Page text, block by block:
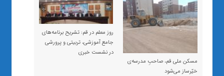
مسکن ملی قم، صاحبِ مدرسه‌ی
خیّرساز می‌شود
روز معلم در قم: تشریح برنامه‌های
جامع آموزشی، تربیتی و پرورشی
در نشست خبری